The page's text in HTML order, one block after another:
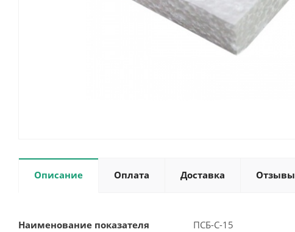
Описание Оплата Доставка Отзывы
Наименование показателя ПСБ-С-15